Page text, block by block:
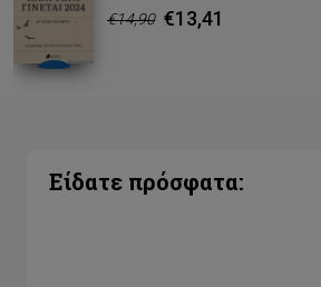
€14,90 €13,41
Είδατε πρόσφατα: